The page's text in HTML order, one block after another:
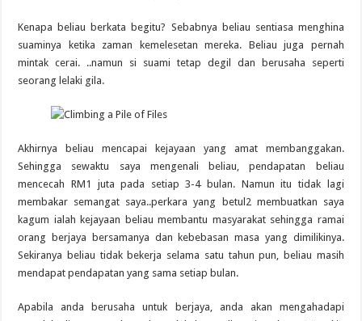
Kenapa beliau berkata begitu? Sebabnya beliau sentiasa menghina
suaminya ketika zaman kemelesetan mereka. Beliau juga pernah
mintak cerai. ..namun si suami tetap degil dan berusaha seperti
seorang lelaki gila.
Akhirnya beliau mencapai kejayaan yang amat membanggakan.
Sehingga sewaktu saya mengenali beliau, pendapatan beliau
mencecah RM1 juta pada setiap 3-4 bulan. Namun itu tidak lagi
membakar semangat saya..perkara yang betul2 membuatkan saya
kagum ialah kejayaan beliau membantu masyarakat sehingga ramai
orang berjaya bersamanya dan kebebasan masa yang dimilikinya.
Sekiranya beliau tidak bekerja selama satu tahun pun, beliau masih
mendapat pendapatan yang sama setiap bulan.
Apabila anda berusaha untuk berjaya, anda akan mengahadapi